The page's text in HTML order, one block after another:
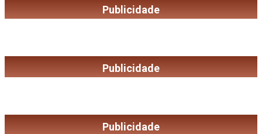
Publicidade
Publicidade
Publicidade